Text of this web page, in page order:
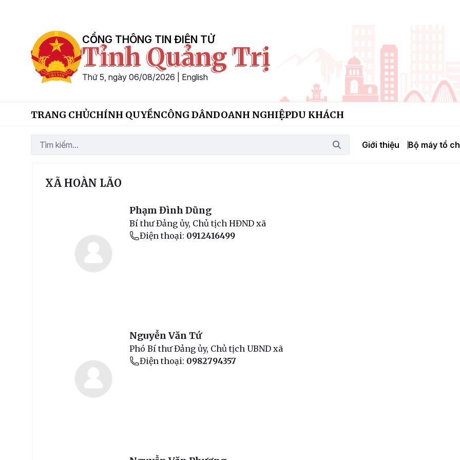
CỔNG THÔNG TIN ĐIỆN TỬ
Tỉnh Quảng Trị
Thứ 5, ngày 06/08/2026 English
TRANG CHỦCHÍNH QUYỀNCÔNG DÂNDOANH NGHIỆPDU KHÁCH
Giới thiệu Bộ máy tổ
XÃ HOÀN LÃO
Phạm Đình Dũng
Bí thư Đảng ủy, Chủ tịch HĐND xã
Điện thoại: 0912416499
Nguyễn Văn Tứ
Phó Bí thư Đảng ủy, Chủ tịch UBND xã
Điện thoại: 0982794357